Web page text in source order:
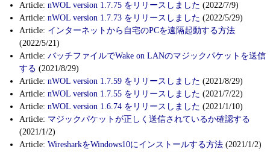
Article: nWOL version 1.7.75 をリリースしました (2022/7/9)
Article: nWOL version 1.7.73 をリリースしました (2022/5/29)
Article: インターネットから自宅のPCを遠隔起動する方法
(2022/5/21)
Article: バッチファイルでWake on LANのマジックパケットを送信
する (2021/8/29)
Article: nWOL version 1.7.59 をリリースしました (2021/8/29)
Article: nWOL version 1.7.55 をリリースしました (2021/7/22)
Article: nWOL version 1.6.74 をリリースしました (2021/1/10)
Article: マジックパケットが正しく送信されているか確認する
(2021/1/2)
Article: WiresharkをWindows10にインストールする方法 (2021/1/2)